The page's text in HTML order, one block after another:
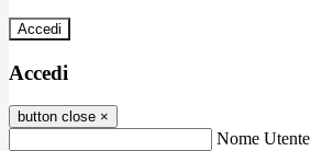
Accedi
Accedi
button close ×
Nome Utente